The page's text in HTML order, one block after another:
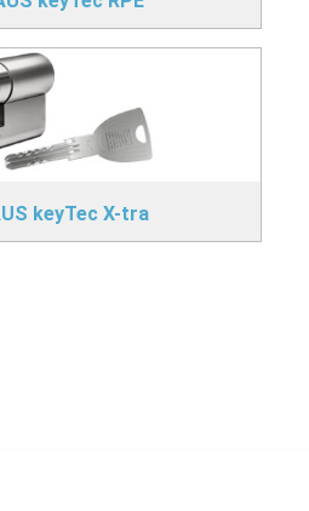
keyTec X-tra